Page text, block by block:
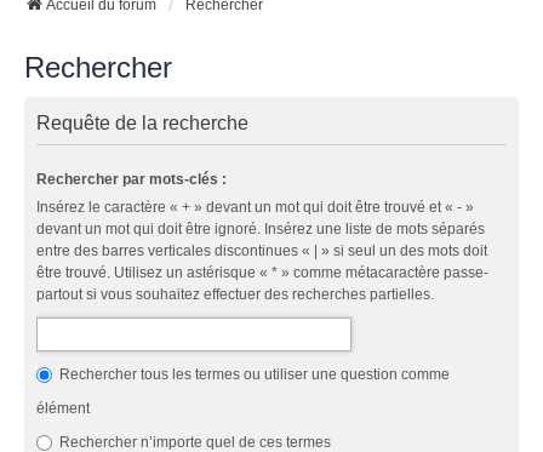
Accueil du forum Rechercher
Rechercher
Requête de la recherche
Rechercher par mots-clés :
Insérez le caractère « + » devant un mot qui doit être trouvé et « - »
devant un mot qui doit être ignoré. Insérez une liste de mots séparés
entre des barres verticales discontinues « | » si seul un des mots doit
être trouvé. Utilisez un astérisque « * » comme métacaractère passe-
partout si vous souhaitez effectuer des recherches partielles.
Rechercher tous les termes ou utiliser une question comme
élément
Rechercher n’importe quel de ces termes